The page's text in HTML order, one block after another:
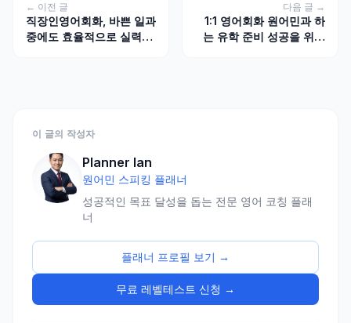
← 이전 글
직장인영어회화, 바쁜 일과
중에도 효율적으로 실력을
다음 글 →
1:1 영어회화 원어민과 하
는 유학 준비 성공을 위한
이 글의 작성자
Planner Ian
원어민 스피킹 플래너
성공적인 목표 달성을 돕는 전문 영어 코칭 플래
너
플래너 프로필 보기 →
무료 레벨테스트 신청 →